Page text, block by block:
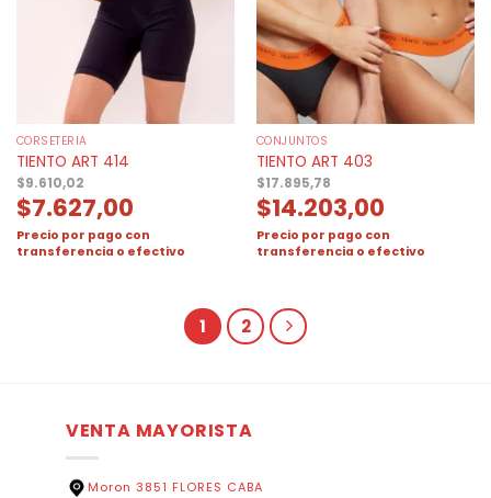
CORSETERIA
TIENTO ART 414
$9.610,02
$7.627,00
Precio por pago con
transferencia o efectivo
CONJUNTOS
TIENTO ART 403
$17.895,78
$14.203,00
Precio por pago con
transferencia o efectivo
1 2
VENTA MAYORISTA
Moron 3851 FLORES CABA